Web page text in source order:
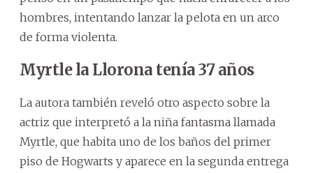
hombres, intentando lanzar la pelota en un arco
de forma violenta.
Myrtle la Llorona tenía 37 años
La autora también reveló otro aspecto sobre la
actriz que interpretó a la niña fantasma llamada
Myrtle, que habita uno de los baños del primer
piso de Hogwarts y aparece en la segunda entrega